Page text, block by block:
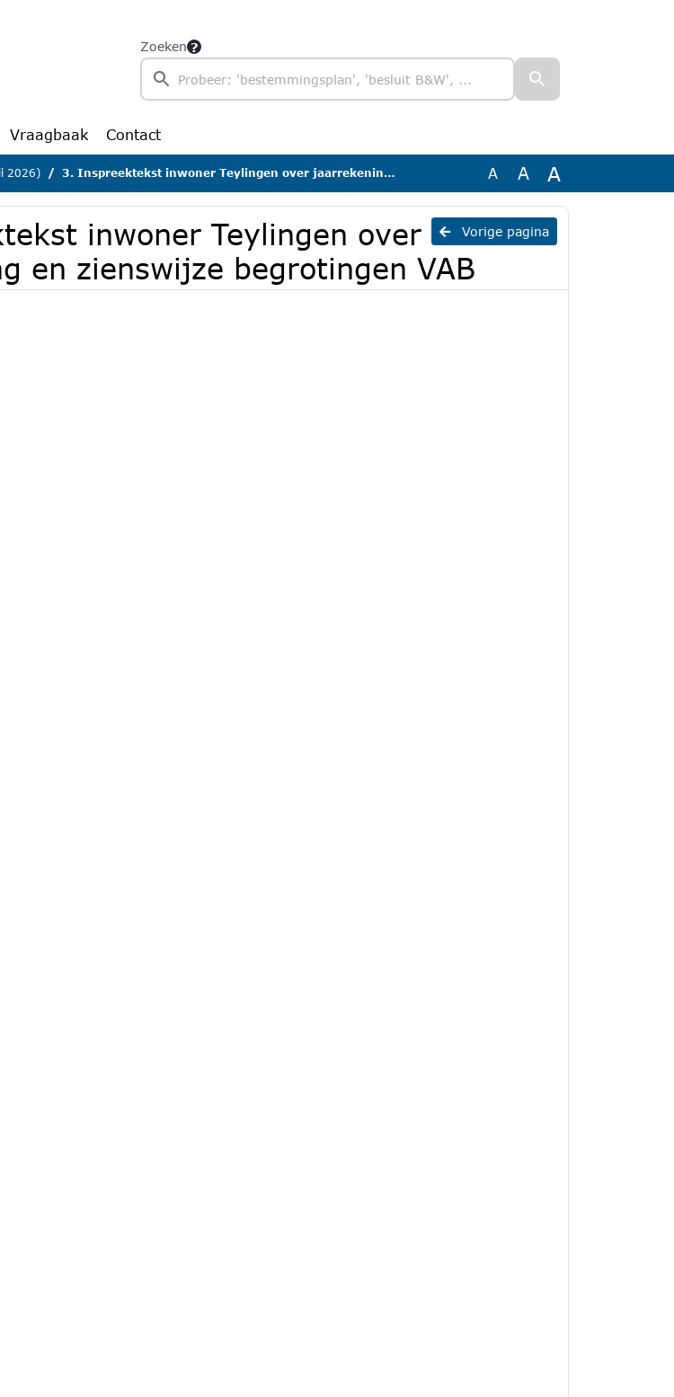
Zoeken
Vraagbaak Contact
2026) 3. Inspreektekst inwoner Teylingen over jaarrekening en zienswijze begrotingen VAB A A A
Vorige pagina
inwoner Teylingen over
en zienswijze begrotingen VAB